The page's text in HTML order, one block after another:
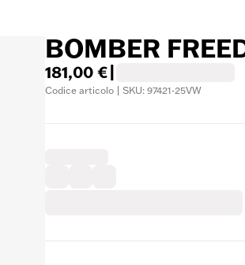
BOMBER
181,00 €
Codice articolo | SKU: 97421-25VW